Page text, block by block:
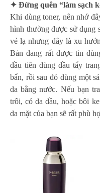
✦ Đừng quên “làm sạch
Khi dùng toner, nên nhớ
hình thường được sử dụng
vẻ lạ nhưng đây là xu
Bản đang rất được tin
đầu tiên dùng dầu tẩy
bẩn, rồi sau đó dùng một
da bằng nước. Nếu bạn
trôi, có da dầu, hoặc bôi
da mặt của bạn sẽ rất phù